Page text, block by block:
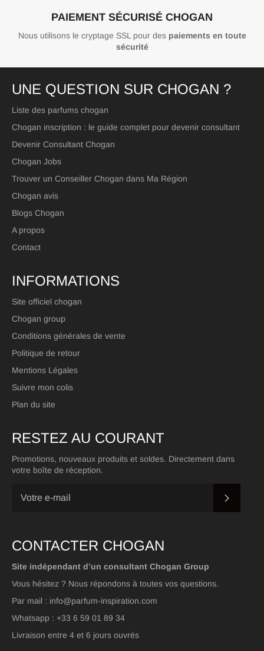
PAIEMENT SÉCURISÉ CHOGAN
Nous utilisons le cryptage SSL pour des paiements en toute
sécurité
UNE QUESTION SUR CHOGAN ?
Liste des parfums chogan
Chogan inscription : le guide complet pour devenir consultant
Devenir Consultant Chogan
Chogan Jobs
Trouver un Conseiller Chogan dans Ma Région
Chogan avis
Blogs Chogan
A propos
Contact
INFORMATIONS
Site officiel chogan
Chogan group
Conditions générales de vente
Politique de retour
Mentions Légales
Suivre mon colis
Plan du site
RESTEZ AU COURANT
Promotions, nouveaux produits et soldes. Directement dans
votre boîte de réception.
CONTACTER CHOGAN
Site indépendant d’un consultant Chogan Group
Vous hésitez ? Nous répondons à toutes vos questions.
Par mail : info@parfum-inspiration.com
Whatsapp : +33 6 59 01 89 34
Livraison entre 4 et 6 jours ouvrés